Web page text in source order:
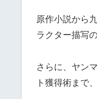
原作小説から
ラクター描写
さらに、ヤン
ト獲得術まで